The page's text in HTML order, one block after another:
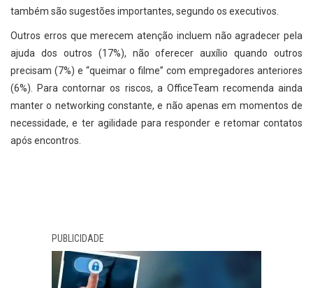
também são sugestões importantes, segundo os executivos.
Outros erros que merecem atenção incluem não agradecer pela
ajuda dos outros (17%), não oferecer auxílio quando outros
precisam (7%) e “queimar o filme” com empregadores anteriores
(6%). Para contornar os riscos, a OfficeTeam recomenda ainda
manter o networking constante, e não apenas em momentos de
necessidade, e ter agilidade para responder e retomar contatos
após encontros.
PUBLICIDADE